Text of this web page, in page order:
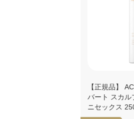
【正規品】
バート スカル
ニセックス